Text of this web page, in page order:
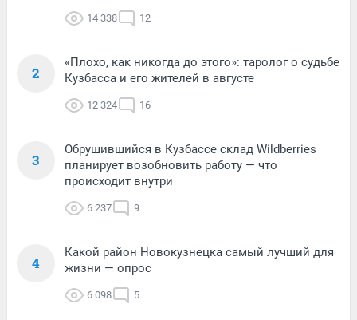
14 338 12
2
«Плохо, как никогда до этого»: таролог о судьбе
Кузбасса и его жителей в августе
12 324 16
3
Обрушившийся в Кузбассе склад Wildberries
планирует возобновить работу — что
происходит внутри
6 237 9
4
Какой район Новокузнецка самый лучший для
жизни — опрос
6 098 5